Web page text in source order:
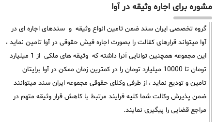
مشوره برای اجاره وثیقه در آوا
گروه تخصصی ایران سند ضمن تامین انواع وثیقه و سندهای اجاره ای در
آوا میتواند قرارهای کفالت را بصورت اجاره فیش حقوقی در آوا تامین نماید ،
این مجموعه همچنین توانایی آنرا داشته که وثیقه های ملکی از 1 میلیارد
تومان تا 10000 میلیارد تومان را در کمترین زمان ممکن در آوا برایتان
تامین و تودیع نماید ، از طرفی وکلای حقوقی مجموعه ایران سند میتوانند
ضمن پذیرش وکالت شما کلیه فرایند مرتبط با کاهش قرار وثیقه متهم در
مراجع قضایی را پیگیری نمایند.